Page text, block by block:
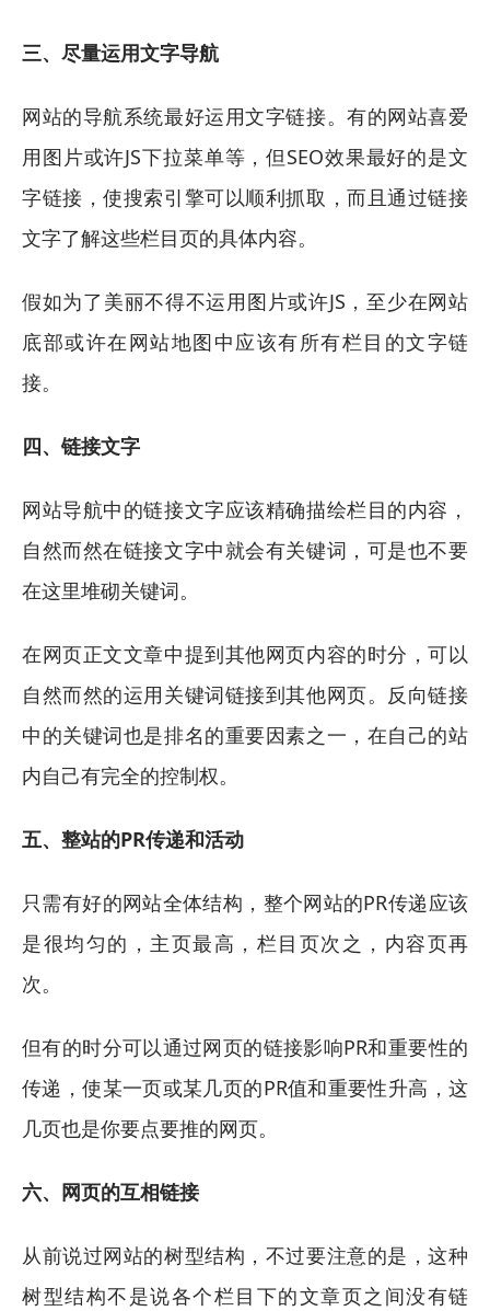
三、尽量运用文字导航
网站的导航系统最好运用文字链接。有的网站喜爱
用图片或许JS下拉菜单等，但SEO效果最好的是文
字链接，使搜索引擎可以顺利抓取，而且通过链接
文字了解这些栏目页的具体内容。
假如为了美丽不得不运用图片或许JS，至少在网站
底部或许在网站地图中应该有所有栏目的文字链
接。
四、链接文字
网站导航中的链接文字应该精确描绘栏目的内容，
自然而然在链接文字中就会有关键词，可是也不要
在这里堆砌关键词。
在网页正文文章中提到其他网页内容的时分，可以
自然而然的运用关键词链接到其他网页。反向链接
中的关键词也是排名的重要因素之一，在自己的站
内自己有完全的控制权。
五、整站的PR传递和活动
只需有好的网站全体结构，整个网站的PR传递应该
是很均匀的，主页最高，栏目页次之，内容页再
次。
但有的时分可以通过网页的链接影响PR和重要性的
传递，使某一页或某几页的PR值和重要性升高，这
几页也是你要点要推的网页。
六、网页的互相链接
从前说过网站的树型结构，不过要注意的是，这种
树型结构不是说各个栏目下的文章页之间没有链